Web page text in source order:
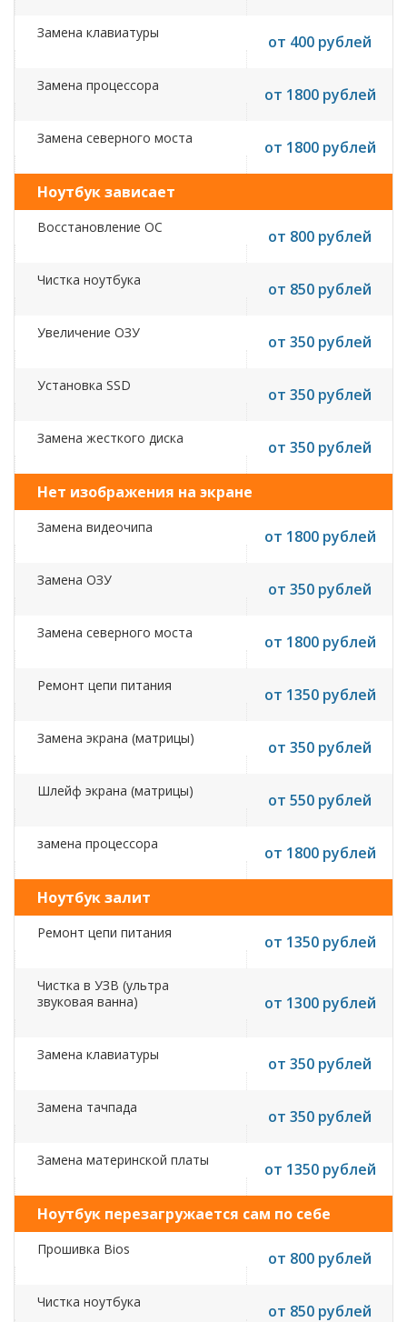
Замена клавиатуры от 400 рублей
Замена процессора от 1800 рублей
Замена северного моста от 1800 рублей
Ноутбук зависает
Восстановление ОС от 800 рублей
Чистка ноутбука от 850 рублей
Увеличение ОЗУ от 350 рублей
Установка SSD от 350 рублей
Замена жесткого диска от 350 рублей
Нет изображения на экране
Замена видеочипа от 1800 рублей
Замена ОЗУ от 350 рублей
Замена северного моста от 1800 рублей
Ремонт цепи питания от 1350 рублей
Замена экрана (матрицы) от 350 рублей
Шлейф экрана (матрицы) от 550 рублей
замена процессора от 1800 рублей
Ноутбук залит
Ремонт цепи питания от 1350 рублей
Чистка в УЗВ (ультра
звуковая ванна)
от 1300 рублей
Замена клавиатуры от 350 рублей
Замена тачпада от 350 рублей
Замена материнской платы от 1350 рублей
Ноутбук перезагружается сам по себе
Прошивка Bios от 800 рублей
Чистка ноутбука от 850 рублей